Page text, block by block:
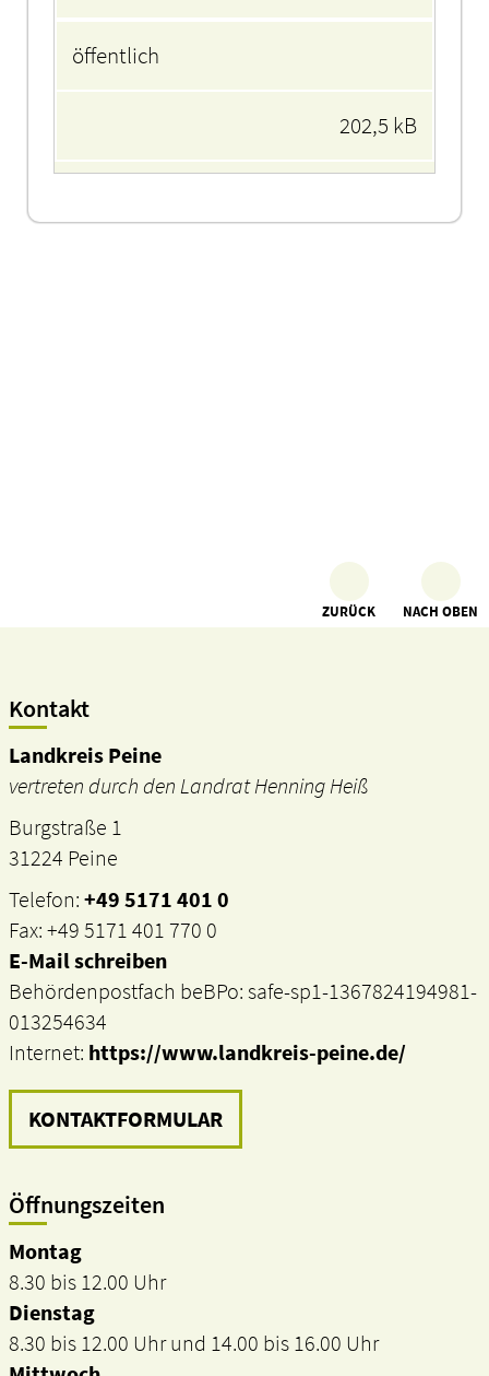
öffentlich
202,5 kB
ZURÜCK NACH OBEN
Kontakt
Landkreis Peine
vertreten durch den Landrat Henning Heiß
Burgstraße 1
31224 Peine
Telefon:+49 5171 401 0
Fax: +49 5171 401 770 0
E-Mail schreiben
Behördenpostfach beBPo: safe-sp1-1367824194981-
013254634
Internet: https://www.landkreis-peine.de/
KONTAKTFORMULAR
Öffnungszeiten
Montag
8.30 bis 12.00 Uhr
Dienstag
8.30 bis 12.00 Uhr und 14.00 bis 16.00 Uhr